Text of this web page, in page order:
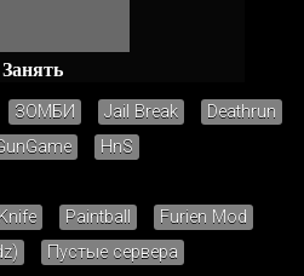
Занять
ЗОМБИ Jail Break
Deathrun
HnS
Knife Paintball
Furien Mod
Пустые сервера